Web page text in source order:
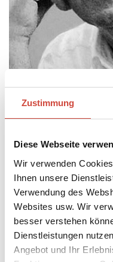
Zustimmung
Diese Webseite
Wir verwenden
Ihnen unsere
Verwendung des
Websites usw. Wir
besser verstehen
Dienstleistungen
Angebot und Ihr
Jürgen Michaelsen
Yorn wurde als Jürgen
Dieser gab ihm den
Nach Lehrjahren bei
bald sein eigenes Label.
deutschen Markt. Yorn
Monte Carlo.